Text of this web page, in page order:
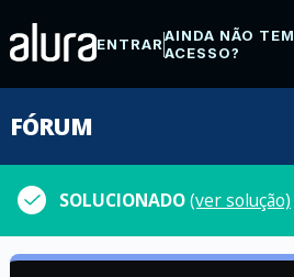
ENTRARAINDA NÃO TEM
ACESSO?
FÓRUM
SOLUCIONADO(ver solução)